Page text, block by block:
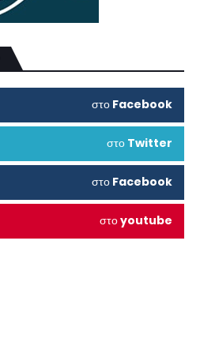
στο Facebook
στο Twitter
στο Facebook
στοyoutube